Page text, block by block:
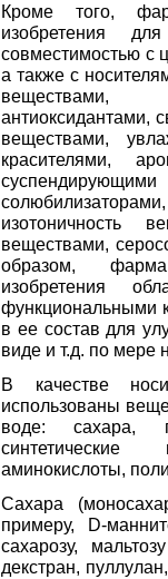
Кроме того,
изобретения
совместимостью с
а также с
веществами,
антиоксидантами,
веществами,
красителями,
изотоничность
веществами,
образом,
изобретения
функциональными
в ее состав для
виде и т.д. по мере
В качестве
использованы
воде: сахара,
аминокислоты,
Сахара
примеру, D-
сахарозу,
декстран,